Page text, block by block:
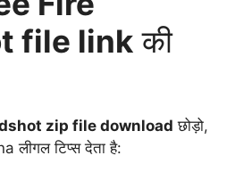
file link की
zip file download छोड़ो,
लीगल टिप्स देता है: